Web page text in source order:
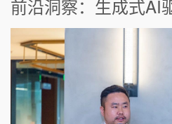
前沿洞察：生成式AI